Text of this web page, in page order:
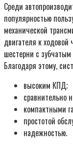
Среди
популярностью
механической
двигателя к ходовой
шестерни с
Благодаря этому,
высоким КПД;
сравнительно
компактными
простотой
надежностью.